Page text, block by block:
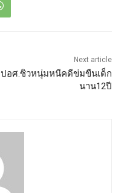
Next article
ปอศ.ซิวหนุ่มหนีคดีข่มขืนเด็ก
นาน12ปี